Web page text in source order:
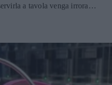
a tavola venga irrorata